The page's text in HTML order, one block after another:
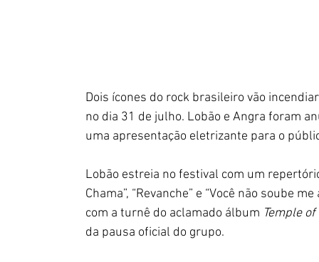
Dois ícones do rock brasileiro vão
no dia 31 de julho. Lobão e Angra foram
uma apresentação eletrizante para o
Lobão estreia no festival com um
Chama”, “Revanche” e “Você não soube
com a turnê do aclamado álbum Temple
da pausa oficial do grupo.